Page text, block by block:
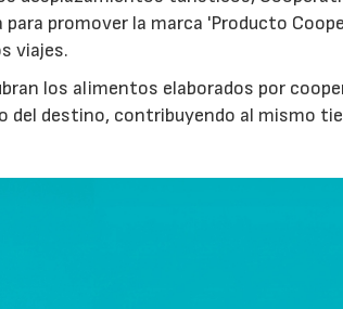
promover la marca 'Producto
viajes.
los alimentos elaborados por
destino, contribuyendo al mismo